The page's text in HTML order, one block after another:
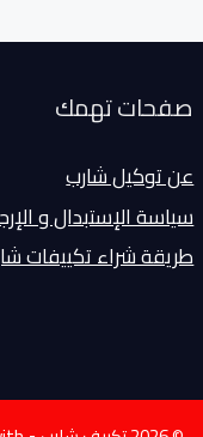
صفحات تهمك
عن توكيل شارب
سياسة الإستبدال و
طريقة شراء تكييفات